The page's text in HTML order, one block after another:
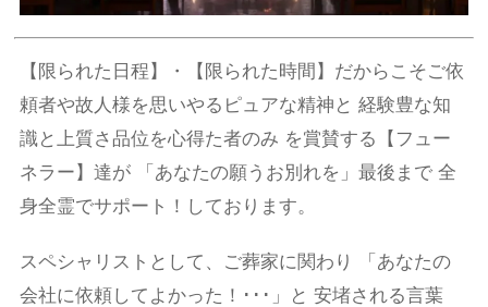
【限られた日程】・【限られた時間】だからこそご依
頼者や故人様を思いやるピュアな精神と 経験豊な知
識と上質さ品位を心得た者のみ を賞賛する【フュー
ネラー】達が 「あなたの願うお別れを」最後まで 全
身全霊でサポート！しております。
スペシャリストとして、ご葬家に関わり 「あなたの
会社に依頼してよかった！･･･」と 安堵される言葉